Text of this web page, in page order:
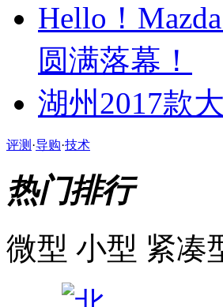
Hello！
圆满落幕！
湖州2017款
评测 ·导购·技术
热门排行
微型 小型 紧凑